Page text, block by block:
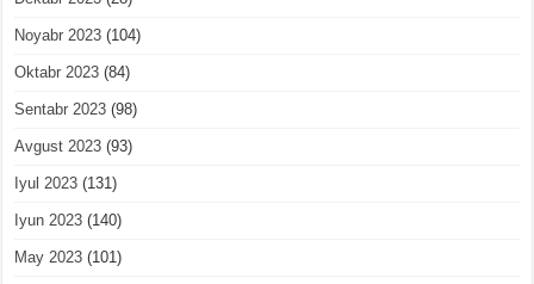
Noyabr 2023 (104)
Oktabr 2023 (84)
Sentabr 2023 (98)
Avgust 2023 (93)
Iyul 2023 (131)
Iyun 2023 (140)
May 2023 (101)